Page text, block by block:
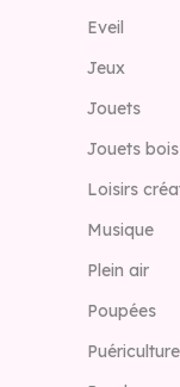
Eveil
Jeux
Jouets
Jouets bois
Loisirs
Musique
Plein air
Poupées
Puériculture